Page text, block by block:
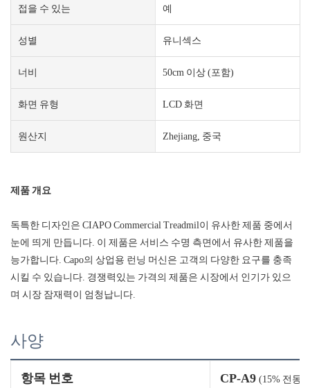
접을 수 있는 예
성별 유니섹스
너비 50cm 이상 (포함)
화면 유형 LCD 화면
원산지 Zhejiang, 중국
제품 개요
독특한 디자인은 CIAPO Commercial Treadmil이 유사한 제품 중에서
눈에 띄게 만듭니다. 이 제품은 서비스 수명 측면에서 유사한 제품을
능가합니다. Capo의 상업용 런닝 머신은 고객의 다양한 요구를 충족
시킬 수 있습니다. 경쟁력있는 가격의 제품은 시장에서 인기가 있으
며 시장 잠재력이 엄청납니다.
사양
항목 번호 CP-A9 (15% 전동